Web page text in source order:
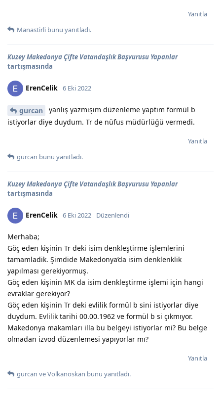
Yanıtla
Manastirli bunu yanıtladı.
Kuzey Makedonya Çifte Vatandaşlık Başvurusu Yapanlar
tartışmasında
ErenCelik 6 Eki 2022
gurcan
yanlış yazmışım düzenleme yaptım formül b
istiyorlar diye duydum. Tr de nüfus müdürlüğü vermedi.
Yanıtla
gurcan bunu yanıtladı.
Kuzey Makedonya Çifte Vatandaşlık Başvurusu Yapanlar
tartışmasında
ErenCelik 6 Eki 2022 Düzenlendi
Merhaba;
Göç eden kişinin Tr deki isim denkleştirme işlemlerini
tamamladik. Şimdide Makedonya’da isim denklenklik
yapılması gerekiyormuş.
Göç eden kişinin MK da isim denkleştirme işlemi için hangi
evraklar gerekiyor?
Göç eden kişinin Tr deki evlilik formül b sini istiyorlar diye
duydum. Evlilik tarihi 00.00.1962 ve formül b si çıkmıyor.
Makedonya makamları illa bu belgeyi istiyorlar mi? Bu belge
olmadan izvod düzenlemesi yapıyorlar mı?
Yanıtla
gurcan veVolkanoskan bunu yanıtladı.